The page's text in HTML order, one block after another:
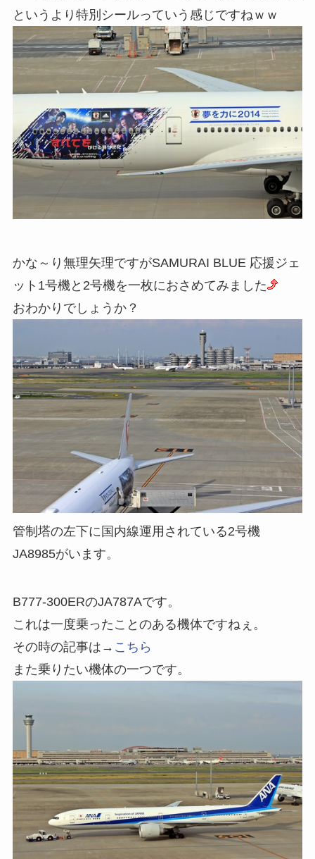
というより特別シールっていう感じですねｗｗ
かな～り無理矢理ですがSAMURAI BLUE 応援ジェ
ット1号機と2号機を一枚におさめてみました
おわかりでしょうか？
管制塔の左下に国内線運用されている2号機
JA8985がいます。
B777-300ERのJA787Aです。
これは一度乗ったことのある機体ですねぇ。
その時の記事は→ こちら
また乗りたい機体の一つです。